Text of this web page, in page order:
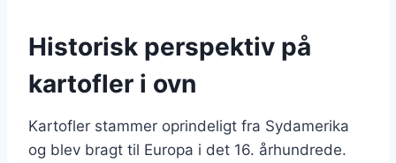
Historisk perspektiv på
kartofler i ovn
Kartofler stammer oprindeligt fra Sydamerika
og blev bragt til Europa i det 16. århundrede.